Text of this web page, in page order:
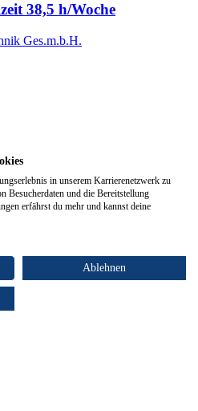
38,5 h/Woche
Ges.m.b.H.
&
d)
(m/w/d)
in unserem Karrierenetzwerk zu
Besucherdaten und die Bereitstellung
erfährst du mehr und kannst deine
Ablehnen